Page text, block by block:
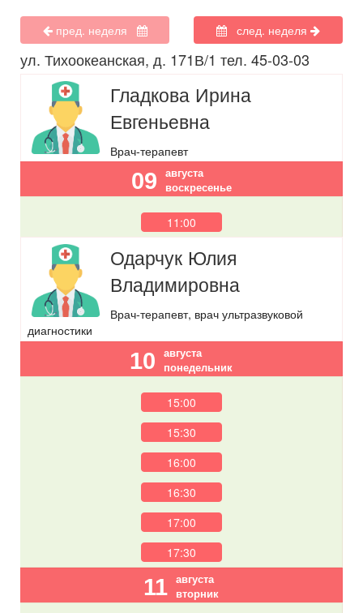
пред. неделя след. неделя
ул. Тихоокеанская, д. 171В/1 тел. 45-03-03
Гладкова Ирина
Евгеньевна
Врач-терапевт
09
августа
воскресенье
11:00
Одарчук Юлия
Владимировна
Врач-терапевт, врач ультразвуковой
диагностики
10
августа
понедельник
15:00
15:30
16:00
16:30
17:00
17:30
11
августа
вторник